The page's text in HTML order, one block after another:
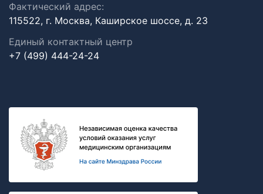
Фактический адрес:
115522, г. Москва, Каширское шоссе, д. 23
Единый контактный центр
+7 (499) 444-24-24